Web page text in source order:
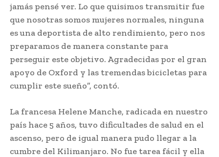
jamás pensé ver. Lo que quisimos transmitir fue
que nosotras somos mujeres normales, ninguna
es una deportista de alto rendimiento, pero nos
preparamos de manera constante para
perseguir este objetivo. Agradecidas por el gran
apoyo de Oxford y las tremendas bicicletas para
cumplir este sueño”, contó.
La francesa Helene Manche, radicada en nuestro
país hace 5 años, tuvo dificultades de salud en el
ascenso, pero de igual manera pudo llegar a la
cumbre del Kilimanjaro. No fue tarea fácil y ella